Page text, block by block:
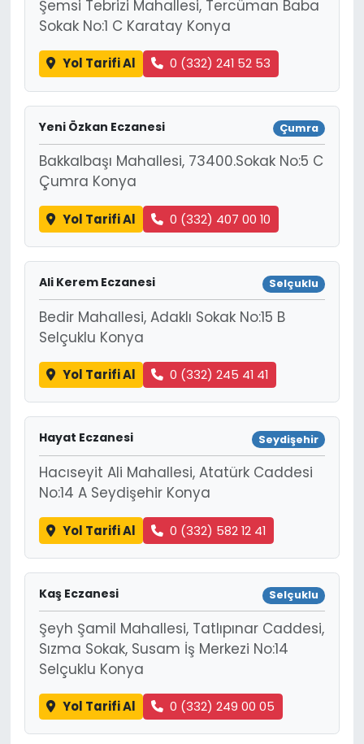
Şemsi Tebrizi Mahallesi, Tercüman Baba
Sokak No:1 C Karatay Konya
Yol Tarifi Al 0 (332) 241 52 53
Yeni Özkan Eczanesi Çumra
Bakkalbaşı Mahallesi, 73400.Sokak No:5 C
Çumra Konya
Yol Tarifi Al 0 (332) 407 00 10
Ali Kerem Eczanesi Selçuklu
Bedir Mahallesi, Adaklı Sokak No:15 B
Selçuklu Konya
Yol Tarifi Al 0 (332) 245 41 41
Hayat Eczanesi Seydişehir
Hacıseyit Ali Mahallesi, Atatürk Caddesi
No:14 A Seydişehir Konya
Yol Tarifi Al 0 (332) 582 12 41
Kaş Eczanesi Selçuklu
Şeyh Şamil Mahallesi, Tatlıpınar Caddesi,
Sızma Sokak, Susam İş Merkezi No:14
Selçuklu Konya
Yol Tarifi Al 0 (332) 249 00 05